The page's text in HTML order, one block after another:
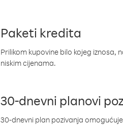
Paketi kredita
Prilikom kupovine bilo kojeg
niskim cijenama.
30-dnevni planovi
30-dnevni plan pozivanja